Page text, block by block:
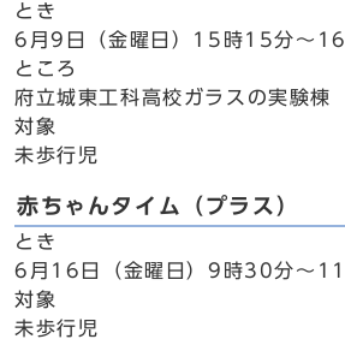
とき
6月9日（金曜日）15時15分～
ところ
府立城東工科高校ガラスの実験棟
対象
未歩行児
赤ちゃんタイム（プラス）
とき
6月16日（金曜日）9時30分～
対象
未歩行児